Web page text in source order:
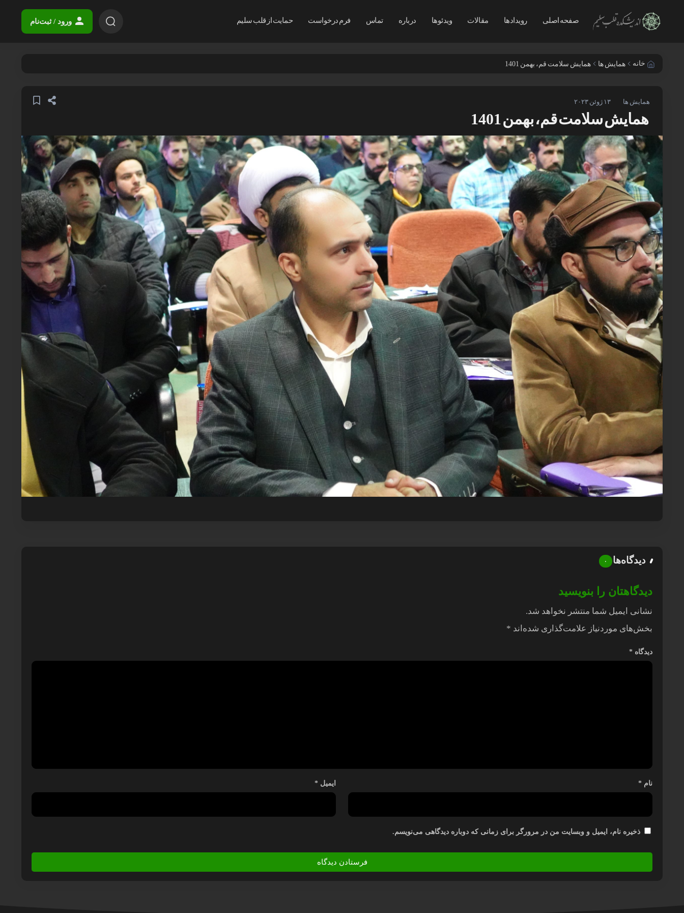
صفحه اصلی رویدادها مقالات ویدئوها درباره تماس فرم درخواست حمایت از قلب سلیم ورود / ثبت‌نام
خانه همایش ها همایش سلامت قم، بهمن 1401
همایش ها ۱۳ ژوئن ۲۰۲۳
همایش سلامت قم، بهمن 1401
دیدگاه‌ها ۰
دیدگاهتان را بنویسید
نشانی ایمیل شما منتشر نخواهد شد.
بخش‌های موردنیاز علامت‌گذاری شده‌اند *
دیدگاه *
نام * ایمیل*
ذخیره نام، ایمیل و وبسایت من در مرورگر برای زمانی که دوباره دیدگاهی می‌نویسم.